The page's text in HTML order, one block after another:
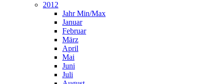
2012
Jahr Min/Max
Januar
Februar
März
April
Mai
Juni
Juli